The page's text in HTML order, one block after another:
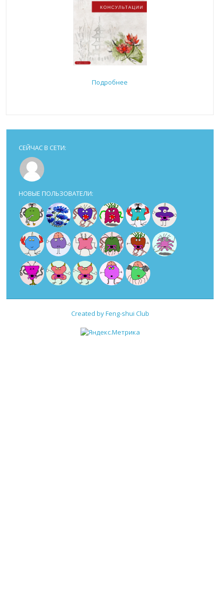
Подробнее
СЕЙЧАС В СЕТИ:
НОВЫЕ ПОЛЬЗОВАТЕЛИ:
Created by Feng-shui Club